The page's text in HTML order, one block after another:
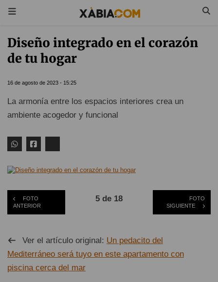
Diseño integrado en el corazón
de tu hogar
16 de agosto de 2023 - 15:25
La armonía entre los espacios interiores crea un
ambiente acogedor y funcional
FOTO
ANTERIOR
5 de 18
FOTO
SIGUIENTE
Ver el artículo original: Un pedacito del
Mediterráneo será tuyo en este apartamento con
piscina cerca del mar